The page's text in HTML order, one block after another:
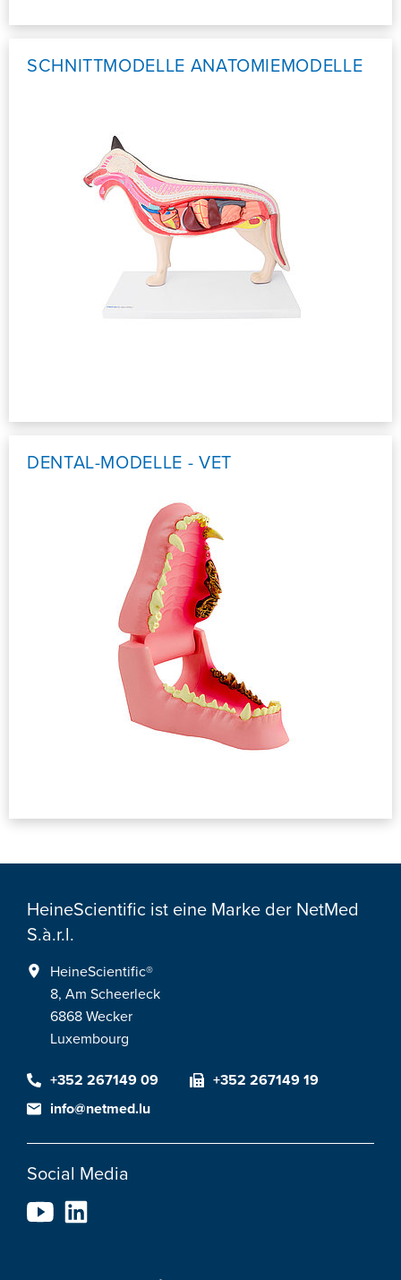
SCHNITTMODELLE ANATOMIEMODELLE
DENTAL-MODELLE - VET
HeineScientific ist eine Marke der NetMed
S.à.r.l.
HeineScientific®
8, Am Scheerleck
6868 Wecker
Luxembourg
+352 267149 09
+352 267149 19
info@netmed.lu
Social Media